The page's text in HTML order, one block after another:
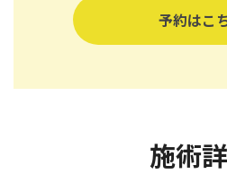
予約はこ
施術